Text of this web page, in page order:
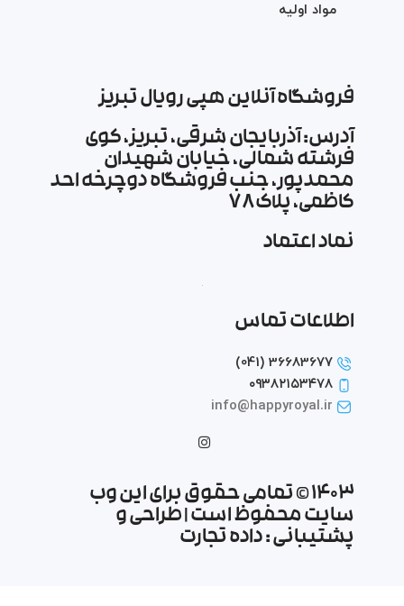
مواد اولیه
فروشگاه آنلاین هپی رویال تبریز
آدرس: آذربایجان شرقی، تبریز، کوی
فرشته شمالی، خیابان شهیدان
محمدپور، جنب فروشگاه دوچرخه احد
کاظمی، پلاک ۷۸
نماد اعتماد
اطلاعات تماس
36683677 (041)
۰۹۳۸۲۱۵۳۴۷۸
info@happyroyal.ir
1403 © تمامی حقوق برای این وب
سایت محفوظ است | طراحی و
پشتیبانی :داده تجارت